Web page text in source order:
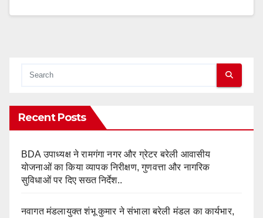
Recent Posts
BDA उपाध्यक्ष ने रामगंगा नगर और ग्रेटर बरेली आवासीय
योजनाओं का किया व्यापक निरीक्षण, गुणवत्ता और नागरिक
सुविधाओं पर दिए सख्त निर्देश..
नवागत मंडलायुक्त शंभू कुमार ने संभाला बरेली मंडल का कार्यभार,